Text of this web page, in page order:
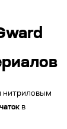
нитриловым
в